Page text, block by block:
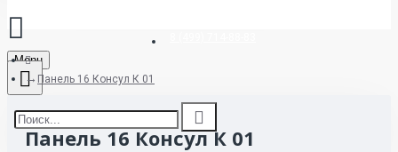
Menu
Панель 16 Консул К 01
Панель 16 Консул К 01